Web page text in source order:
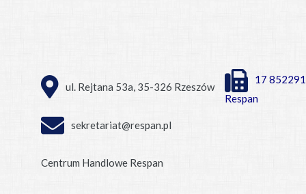
ul. Rejtana 53a, 35-326 Rzeszów
17
Respan
sekretariat@respan.pl
Centrum Handlowe Respan